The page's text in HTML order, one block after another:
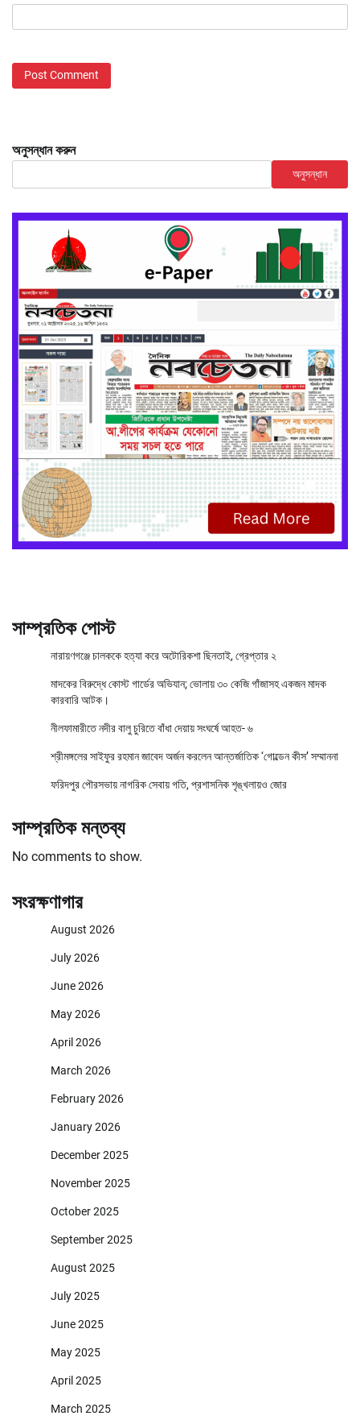
অনুসন্ধান করুন
অনুসন্ধান
সাম্প্রতিক পোস্ট
নারায়ণগঞ্জে চালককে হত্যা করে অটোরিকশা ছিনতাই, গ্রেপ্তার ২
মাদকের বিরুদ্ধে কোস্ট গার্ডের অভিযান; ভোলায় ৩০ কেজি গাঁজাসহ একজন মাদক
কারবারি আটক।
নীলফামারীতে নদীর বালু চুরিতে বাঁধা দেয়ায় সংঘর্ষে আহত- ৬
শ্রীমঙ্গলের সাইফুর রহমান জাবেদ অর্জন করলেন আন্তর্জাতিক ‘গোল্ডেন কীস’ সম্মাননা
ফরিদপুর পৌরসভায় নাগরিক সেবায় গতি, প্রশাসনিক শৃঙ্খলায়ও জোর
সাম্প্রতিক মন্তব্য
No comments to show.
সংরক্ষণাগার
August 2026
July 2026
June 2026
May 2026
April 2026
March 2026
February 2026
January 2026
December 2025
November 2025
October 2025
September 2025
August 2025
July 2025
June 2025
May 2025
April 2025
March 2025